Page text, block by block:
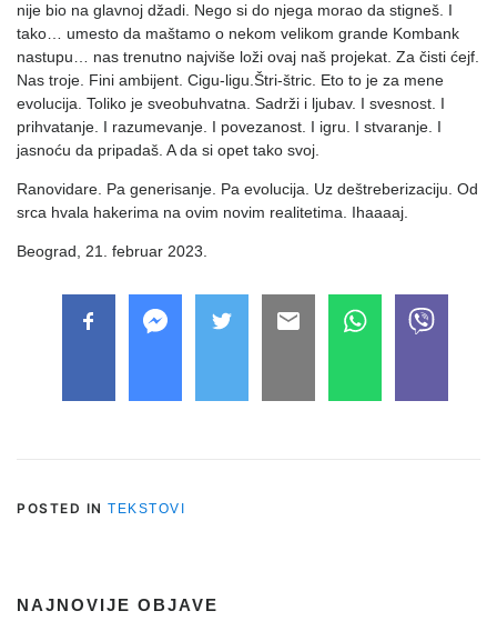
nije bio na glavnoj džadi. Nego si do njega morao da stigneš. I
tako… umesto da maštamo o nekom velikom grande Kombank
nastupu… nas trenutno najviše loži ovaj naš projekat. Za čisti ćejf.
Nas troje. Fini ambijent. Cigu-ligu.Štri-štric. Eto to je za mene
evolucija. Toliko je sveobuhvatna. Sadrži i ljubav. I svesnost. I
prihvatanje. I razumevanje. I povezanost. I igru. I stvaranje. I
jasnoću da pripadaš. A da si opet tako svoj.
Ranovidare. Pa generisanje. Pa evolucija. Uz deštreberizaciju. Od
srca hvala hakerima na ovim novim realitetima. Ihaaaaj.
Beograd, 21. februar 2023.
POSTED IN TEKSTOVI
NAJNOVIJE OBJAVE